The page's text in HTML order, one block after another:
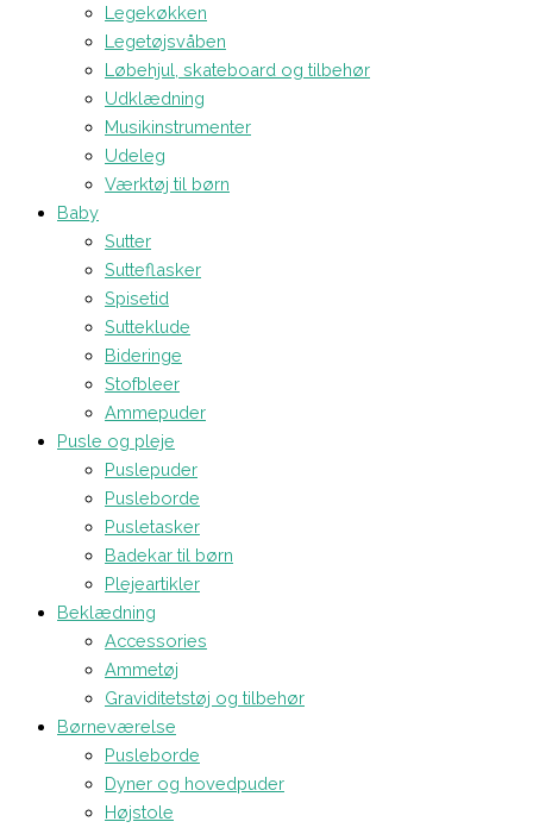
Legekøkken
Legetøjsvåben
Løbehjul, skateboard og tilbehør
Udklædning
Musikinstrumenter
Udeleg
Værktøj til børn
Baby
Sutter
Sutteflasker
Spisetid
Sutteklude
Bideringe
Stofbleer
Ammepuder
Pusle og pleje
Puslepuder
Pusleborde
Pusletasker
Badekar til børn
Plejeartikler
Beklædning
Accessories
Ammetøj
Graviditetstøj og tilbehør
Børneværelse
Pusleborde
Dyner og hovedpuder
Højstole